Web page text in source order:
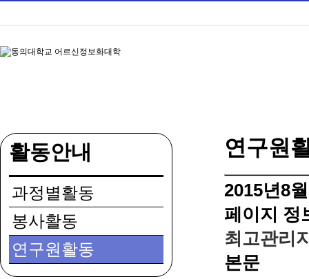
연구원
2015년8
페이지 정
최고관리
본문
활동안내
과정별활동
봉사활동
연구원활동